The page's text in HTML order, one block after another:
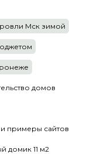
Мск зимой
домов
примеры сайтов
домик 11 м2